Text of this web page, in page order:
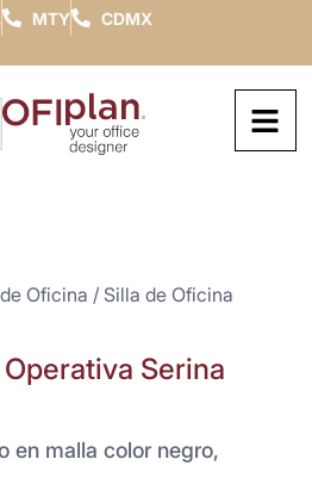
MTY CDMX
Oficina / Silla de Oficina
Serina
en malla color negro,